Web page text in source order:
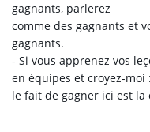
gagnants, parlerez
comme des gagnants et
gagnants.
- Si vous apprenez vos
en équipes et croyez-moi :
le fait de gagner ici est